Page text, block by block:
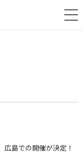
島での開催が決定！